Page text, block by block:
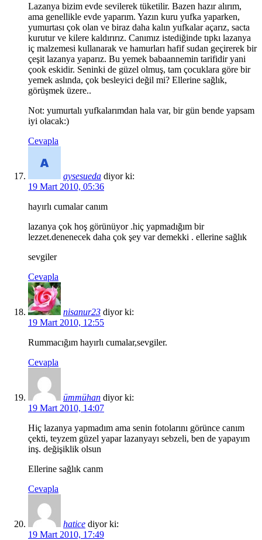
Lazanya bizim evde sevilerek tüketilir. Bazen hazır alırım,
ama genellikle evde yaparım. Yazın kuru yufka yaparken,
yumurtası çok olan ve biraz daha kalın yufkalar açarız, sacta
kurutur ve kilere kaldırırız. Canımız istediğinde tıpkı lazanya
iç malzemesi kullanarak ve hamurları hafif sudan geçirerek bir
çeşit lazanya yaparız. Bu yemek babaannemin tarifidir yani
çook eskidir. Seninki de güzel olmuş, tam çocuklara göre bir
yemek aslında, çok besleyici değil mi? Ellerine sağlık,
görüşmek üzere..
Not: yumurtalı yufkalarımdan hala var, bir gün bende yapsam
iyi olacak:)
Cevapla
aysesueda diyor ki:
19 Mart 2010, 05:36
hayırlı cumalar canım
lazanya çok hoş görünüyor .hiç yapmadığım bir
lezzet.denenecek daha çok şey var demekki . ellerine sağlık
sevgiler
Cevapla
nisanur23 diyor ki:
19 Mart 2010, 12:55
Rummacığım hayırlı cumalar,sevgiler.
Cevapla
ümmühan diyor ki:
19 Mart 2010, 14:07
Hiç lazanya yapmadım ama senin fotolarını görünce canım
çekti, teyzem güzel yapar lazanyayı sebzeli, ben de yapayım
inş. değişiklik olsun
Ellerine sağlık canm
Cevapla
hatice diyor ki:
19 Mart 2010, 17:49